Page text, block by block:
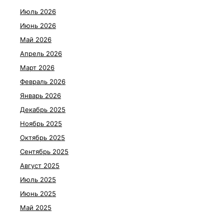
Июль 2026
Июнь 2026
Май 2026
Апрель 2026
Март 2026
Февраль 2026
Январь 2026
Декабрь 2025
Ноябрь 2025
Октябрь 2025
Сентябрь 2025
Август 2025
Июль 2025
Июнь 2025
Май 2025